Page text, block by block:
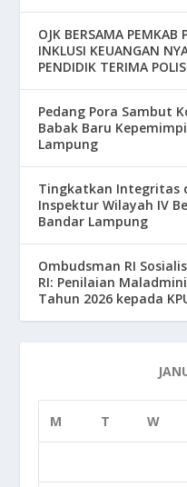
OJK BERSAMA PEMKAB
INKLUSI KEUANGAN
PENDIDIK TERIMA
Pedang Pora Sambut
Babak Baru
Lampung
Tingkatkan Integritas
Inspektur Wilayah IV
Bandar Lampung
Ombudsman RI
RI: Penilaian
Tahun 2026 kepada
M T W